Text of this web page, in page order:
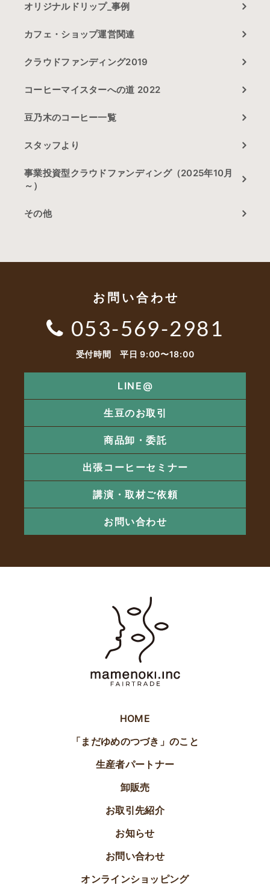
オリジナルドリップ_事例
カフェ・ショップ運営関連
クラウドファンディング2019
コーヒーマイスターへの道 2022
豆乃木のコーヒー一覧
スタッフより
事業投資型クラウドファンディング（2025年10月
～）
その他
お問い合わせ
053-569-2981
受付時間 平日 9:00〜18:00
LINE@
生豆のお取引
商品卸・委託
出張コーヒーセミナー
講演・取材ご依頼
お問い合わせ
HOME
「まだゆめのつづき」のこと
生産者パートナー
卸販売
お取引先紹介
お知らせ
お問い合わせ
オンラインショッピング